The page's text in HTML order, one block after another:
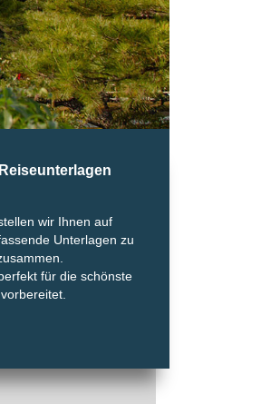
Reiseunterlagen
wir Ihnen auf
Unterlagen zu
für die schönste